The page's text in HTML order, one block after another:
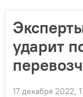
ударит
17 декабря 2022,